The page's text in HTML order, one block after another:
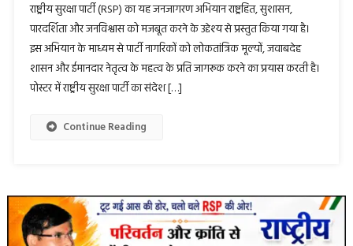
राष्ट्रीय सुरक्षा पार्टी (RSP) का यह जनजागरण अभियान राष्ट्रहित, सुशासन,
पारदर्शिता और जनविश्वास को मजबूत करने के उद्देश्य से प्रस्तुत किया गया है।
इस अभियान के माध्यम से पार्टी नागरिकों को लोकतांत्रिक मूल्यों, जवाबदेह
शासन और ईमानदार नेतृत्व के महत्व के प्रति जागरूक करने का प्रयास करती है।
पोस्टर में राष्ट्रीय सुरक्षा पार्टी का संदेश […]
Continue Reading